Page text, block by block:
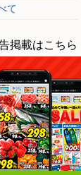
て
掲載はこちら